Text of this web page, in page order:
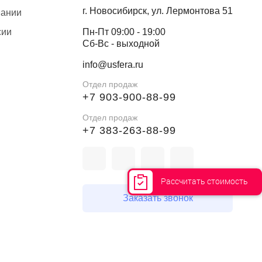
г. Новосибирск, ул. Лермонтова 51
Пн-Пт 09:00 - 19:00
Сб-Вс - выходной
info@usfera.ru
Отдел продаж
+7 903-900-88-99
Отдел продаж
+7 383-263-88-99
Заказать звонок
Рассчитать стоимость